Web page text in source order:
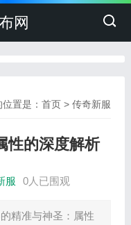
网
位置是：首页 >传奇新服
性的深度解析
服 0人已围观
精准与神圣：属性